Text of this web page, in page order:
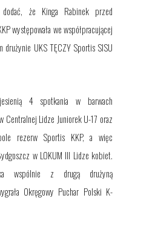
że Kinga Rabinekprzed
występowała we współpracującej
drużynie UKS TĘCZY Sportis SISU
jesienią 4 spotkania w barwach
Centralnej Lidze Juniorek U-17 oraz
rezerw Sportis KKP, a więc
w LOKUM III Lidze kobiet.
wspólnie z drugą drużyną
Okręgowy Puchar Polski K-